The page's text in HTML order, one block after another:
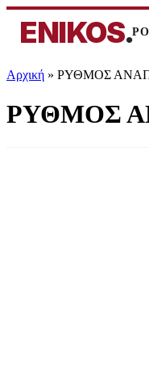
ENIKOS.
Αρχική » ΡΥΘΜΟΣ
ΡΥΘΜΟΣ